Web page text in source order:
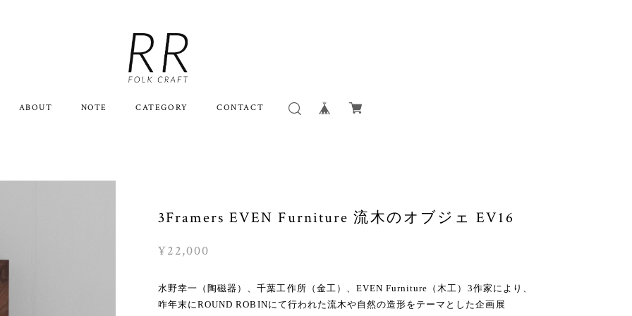
ABOUT NOTE CATEGORY CONTACT
3Framers EVEN Furniture 流木のオブジェ EV16
¥22,000
水野幸一（陶磁器）、千葉工作所（金工）、EVEN Furniture（木工）3作家により、
咋年末にROUND ROBINにて行われた流木や自然の造形をテーマとした企画展